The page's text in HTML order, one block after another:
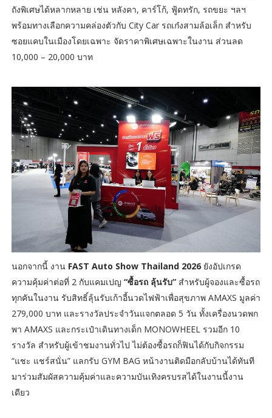
ถังพิเศษได้หลากหลาย เช่น หลังคา, คาร์โก้, ฟู้ดทรัก, รถขยะ ฯลฯ
พร้อมทางเลือกความคล่องตัวกับ City Car รถเก๋งสามล้อเล็ก สำหรับ
ซอยแคบในเมืองโดยเฉพาะ จัดราคาพิเศษเฉพาะในงาน ส่วนลด
10,000 – 20,000 บาท
นอกจากนี้ งาน FAST Auto Show Thailand 2026ยังอัปเกรด
ความคุ้มค่าต่อที่ 2 กับแคมเปญ “ซื้อรถ ลุ้นรับ” สำหรับผู้จองและซื้อรถ
ทุกคันในงาน รับสิทธิ์ลุ้นรับเก้าอี้นวดไฟฟ้าเพื่อสุขภาพ AMAXS มูลค่า
279,000 บาท และรางวัลประจำวันแจกตลอด 5 วัน ทั้งเครื่องนวดพก
พา AMAXS และกระเป๋าเดินทางเด็ก MONOWHEEL รวมอีก 10
รางวัล สำหรับผู้เข้าชมงานทั่วไป ไม่ต้องซื้อรถก็ฟินได้กับกิจกรรม
“แชะ แชร์สนั่น” แลกรับ GYM BAG หน้างานติดมือกลับบ้านได้ทันที
มาร่วมสัมผัสความคุ้มค่าและความบันเทิงครบรสได้ในงานนี้งาน
เดียว